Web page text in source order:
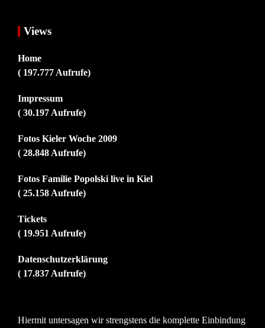
Views
Home
( 197.777 Aufrufe)
Impressum
( 30.197 Aufrufe)
Fotos Kieler Woche 2009
( 28.848 Aufrufe)
Fotos Familie Popolski live in Kiel
( 25.158 Aufrufe)
Tickets
( 19.951 Aufrufe)
Datenschutzerklärung
( 17.837 Aufrufe)
Hiermit untersagen wir strengstens die komplette Einbindung